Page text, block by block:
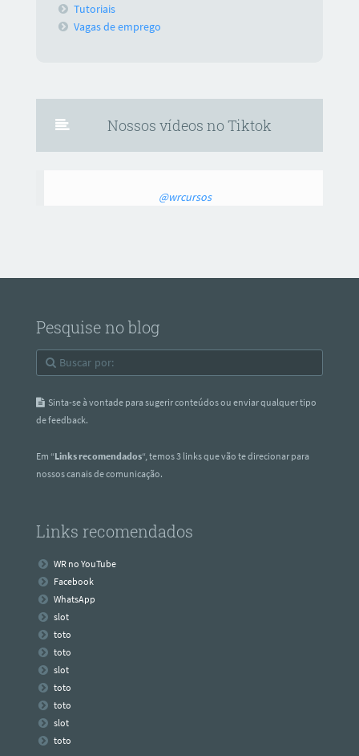
Tutoriais
Vagas de emprego
Nossos vídeos no Tiktok
@wrcursos
Pesquise no blog
Sinta-se à vontade para sugerir conteúdos ou enviar qualquer tipo
de feedback.
Em “Links recomendados“, temos 3 links que vão te direcionar para
nossos canais de comunicação.
Links recomendados
WR no YouTube
Facebook
WhatsApp
slot
toto
toto
slot
toto
toto
slot
toto